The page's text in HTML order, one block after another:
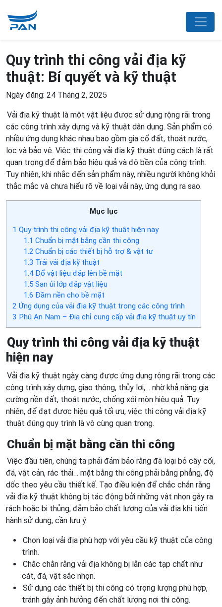
Quy trình thi công vải địa kỹ
thuật: Bí quyết và kỹ thuật
Ngày đăng: 24 Tháng 2, 2025
Vải địa kỹ thuật là một vật liệu được sử dụng rộng rãi trong
các công trình xây dựng và kỹ thuật dân dụng. Sản phẩm có
nhiều ứng dụng khác nhau bao gồm gia cố đất, thoát nước,
lọc và bảo vệ. Việc thi công vải địa kỹ thuật đúng cách là rất
quan trọng để đảm bảo hiệu quả và độ bền của công trình.
Tuy nhiên, khi nhắc đến sản phẩm này, nhiều người không khỏi
thắc mắc và chưa hiểu rõ về loại vải này, ứng dụng ra sao.
Mục lục
1 Quy trình thi công vải địa kỹ thuật hiện nay
1.1 Chuẩn bị mặt bằng cần thi công
1.2Chuẩn bị các thiết bị hỗ trợ & vật tư
1.3 Trải vải địa kỹ thuật
1.4Đổ vật liệu đắp lên bề mặt
1.5San ủi lớp đắp vật liệu
1.6 Đầm nền cho bề mặt
2 Ứng dụng của vải địa kỹ thuật trong các công trình
3 Phú An Nam – Địa chỉ cung cấp vải địa kỹ thuật uy tín
Quy trình thi công vải địa kỹ thuật
hiện nay
Vải địa kỹ thuật ngày càng được ứng dụng rộng rãi trong các
công trình xây dựng, giao thông, thủy lợi,… nhờ khả năng gia
cường nền đất, thoát nước, chống xói mòn hiệu quả. Tuy
nhiên, để đạt được hiệu quả tối ưu, việc thi công vải địa kỹ
thuật đúng quy trình là vô cùng quan trọng.
Chuẩn bị mặt bằng cần thi công
Việc đầu tiên, chúng ta phải đảm bảo rằng đã loại bỏ cây cối,
đá, vật cản, rác thải… mặt bằng thi công phải bằng phẳng, độ
dốc theo yêu cầu thiết kế. Tạo điều kiện để chắc chắn rằng
vải địa kỹ thuật không bị tác động bởi những vật nhọn gây ra
rách hoặc bị thủng, đảm bảo chất lượng của vải địa khi tiến
hành sử dụng, cần lưu ý:
Chọn loại vải địa phù hợp với yêu cầu kỹ thuật của công
trình.
Chắc chắn rằng vải địa không bị lẫn các tạp chất như
cát, đá, vật sắc nhọn.
Sử dụng các thiết bị thi công có trọng lượng phù hợp,
tránh gây ảnh hưởng đến chất lượng nơi thi công.